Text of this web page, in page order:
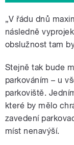
„V řádu dnů
následně
obslužnost tam
Stejně tak bude
parkováním – u
parkoviště.
které by mělo
zavedení
míst nenavýší.